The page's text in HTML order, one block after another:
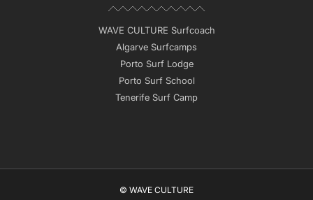
WAVE CULTURE Surfcoach
Algarve Surfcamps
Porto Surf Lodge
Porto Surf School
Tenerife Surf Camp
© WAVE CULTURE